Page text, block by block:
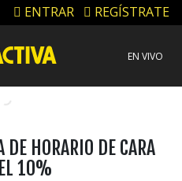
ENTRAR REGÍSTRATE
EN VIVO
DE HORARIO DE CARA
10%